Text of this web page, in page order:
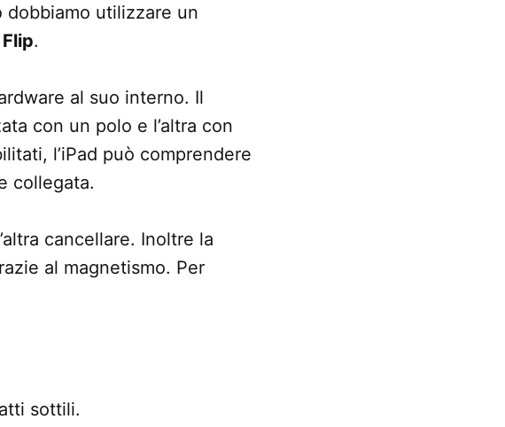
dobbiamo utilizzare un
Flip.
al suo interno. Il
con un polo e l’altra con
l’iPad può comprendere
collegata.
cancellare. Inoltre la
al magnetismo. Per
sottili.